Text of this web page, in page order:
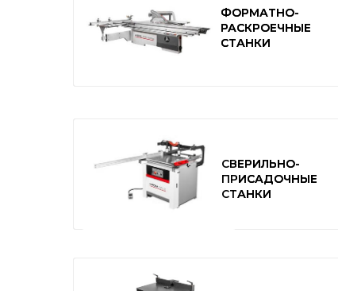
ФОРМАТНО-
РАСКРОЕЧНЫЕ
СТАНКИ
СВЕРИЛЬНО-
ПРИСАДОЧНЫЕ
СТАНКИ
ФОРМАТНО-
РАСКРОЕЧНЫЕ
СТАНКИ
СВЕРИЛЬНО-
ПРИСАДОЧНЫЕ
СТАНКИ